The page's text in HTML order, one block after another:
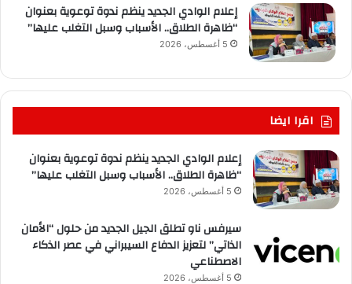
إعلام الوادي الجديد ينظم ندوة توعوية بعنوان
“ظاهرة الطلاق.. الأسباب وسبل التغلب عليها”
5 أغسطس، 2026
اقرا ايضا
إعلام الوادي الجديد ينظم ندوة توعوية بعنوان
“ظاهرة الطلاق.. الأسباب وسبل التغلب عليها”
5 أغسطس، 2026
سيرفس ناو تطلق الجيل الجديد من حلول “الأمان
الذاتي” لتعزيز الدفاع السيبراني في عصر الذكاء
الاصطناعي
5 أغسطس، 2026